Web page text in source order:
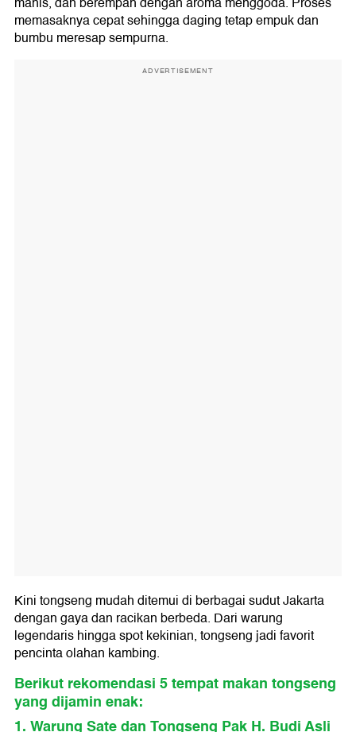
memasaknya cepat sehingga daging tetap empuk dan
bumbu meresap sempurna.
ADVERTISEMENT
Kini tongseng mudah ditemui di berbagai sudut Jakarta
dengan gaya dan racikan berbeda. Dari warung
legendaris hingga spot kekinian, tongseng jadi favorit
pencinta olahan kambing.
Berikut rekomendasi 5 tempat makan tongseng
yang dijamin enak:
1. Warung Sate dan Tongseng Pak H. Budi Asli